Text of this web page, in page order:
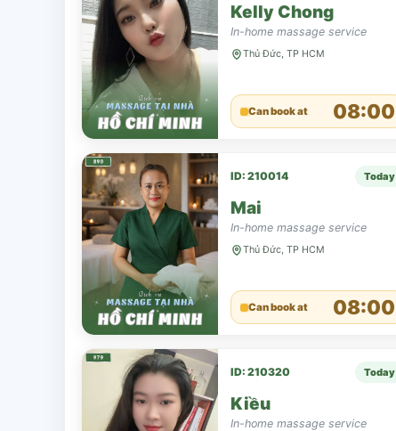
Kelly Chong
In-home massage service
Thủ Đức, TP HCM
Can book at 08:00
ID: 210014 Today
Mai
In-home massage service
Thủ Đức, TP HCM
Can book at 08:00
ID: 210320 Today
Kiều
In-home massage service